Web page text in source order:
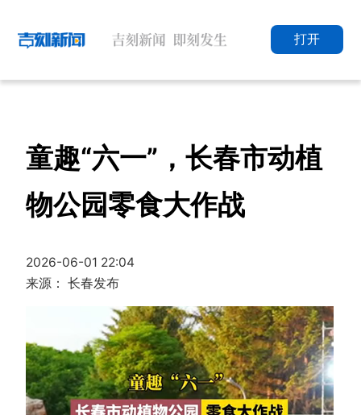
打开
童趣“六一”，长春市动植
物公园零食大作战
2026-06-01 22:04
来源： 长春发布